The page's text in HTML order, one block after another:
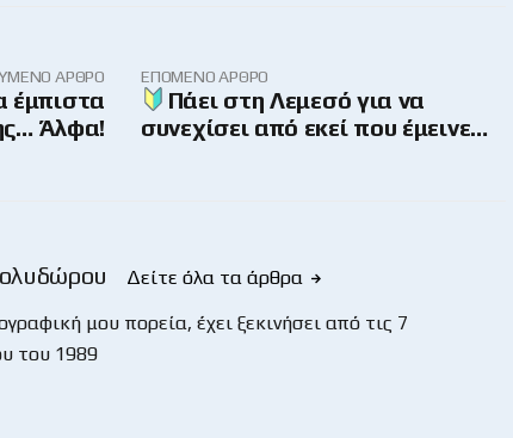
ΆΡΘΡΟ
έμπιστα
Άλφα!
ΕΠΌΜΕΝΟ ΆΡΘΡΟ
Πάει στη Λεμεσό για να
συνεχίσει από εκεί που έμεινε…
Δείτε όλα τα άρθρα
μου πορεία, έχει ξεκινήσει από τις 7
του 1989